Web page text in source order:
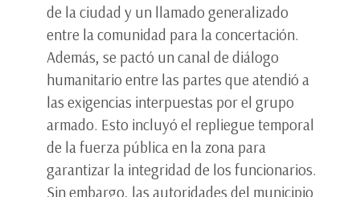
de la ciudad y un llamado generalizado
entre la comunidad para la concertación.
Además, se pactó un canal de diálogo
humanitario entre las partes que atendió a
las exigencias interpuestas por el grupo
armado. Esto incluyó el repliegue temporal
de la fuerza pública en la zona para
garantizar la integridad de los funcionarios.
Sin embargo, las autoridades del municipio